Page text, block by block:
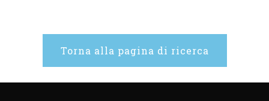
Torna alla pagina di ricerca